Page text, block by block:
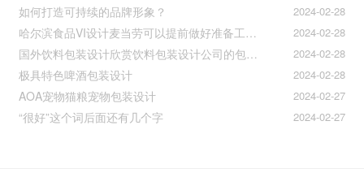
2024-02-28
如何打造可持续的品牌形象？
2024-02-28
哈尔滨食品VI设计麦当劳可以提前做好准备工作促进挪动购买
2024-02-28
国外饮料包装设计欣赏饮料包装设计公司的包装设计
2024-02-28
极具特色啤酒包装设计
2024-02-27
AOA宠物猫粮宠物包装设计
2024-02-27
“很好”这个词后面还有几个字